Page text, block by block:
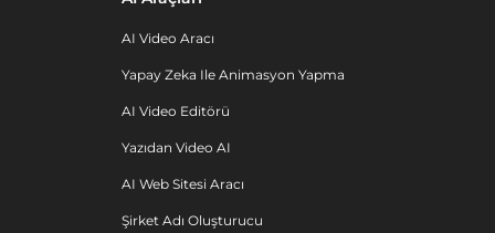
AI Video Aracı
Yapay Zeka Ile Animasyon Yapma
AI Video Editörü
Yazıdan Video AI
AI Web Sitesi Aracı
Şirket Adı Oluşturucu